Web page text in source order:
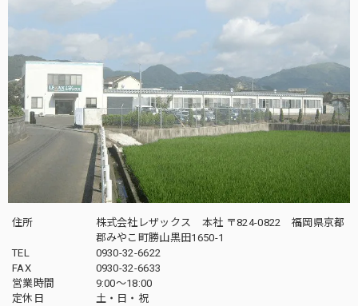
住所
株式会社レザックス 本社 〒824-0822 福岡県京都
郡みやこ町勝山黒田1650-1
TEL
0930-32-6622
FAX
0930-32-6633
営業時間
9:00〜18:00
定休日
土・日・祝